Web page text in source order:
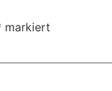
markiert